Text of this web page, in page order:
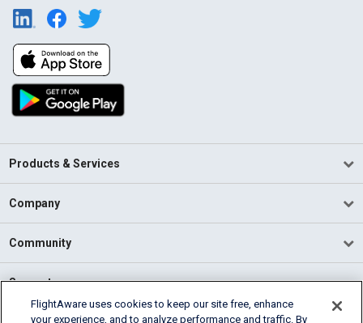
Products & Services
Company
Community
Support
FlightAware uses cookies to keep our site free, enhance
your experience, and to analyze performance and traffic. By